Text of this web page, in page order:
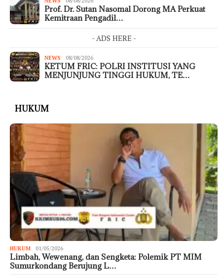
Prof. Dr. Sutan Nasomal Dorong MA Perkuat
Kemitraan Pengadil…
- ADS HERE -
NEWS 08/08/2026
KETUM FRIC: POLRI INSTITUSI YANG
MENJUNJUNG TINGGI HUKUM, TE…
HUKUM
HUKUM 01/05/2026
Limbah, Wewenang, dan Sengketa: Polemik PT MIM
Sumurkondang Berujung L…